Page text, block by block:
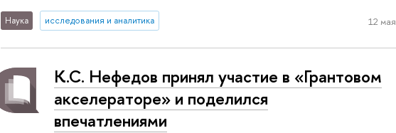
Наука исследования и аналитика 12 мая
К.С. Нефедов принял участие в «Грантовом
акселераторе» и поделился
впечатлениями